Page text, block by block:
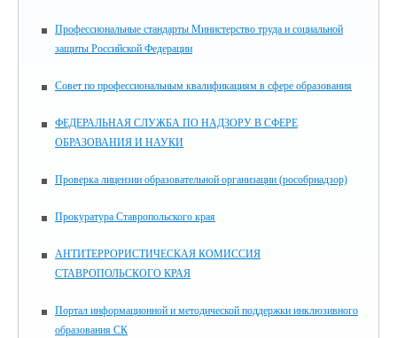
Профессиональные стандарты Министерство труда и социальной
защиты Российской Федерации
Совет по профессиональным квалификациям в сфере образования
ФЕДЕРАЛЬНАЯ СЛУЖБА ПО НАДЗОРУ В СФЕРЕ
ОБРАЗОВАНИЯ И НАУКИ
Проверка лицензии образовательной организации (рособрнадзор)
Прокуратура Ставропольского края
АНТИТЕРРОРИСТИЧЕСКАЯ КОМИССИЯ
СТАВРОПОЛЬСКОГО КРАЯ
Портал информационной и методической поддержки инклюзивного
образования СК